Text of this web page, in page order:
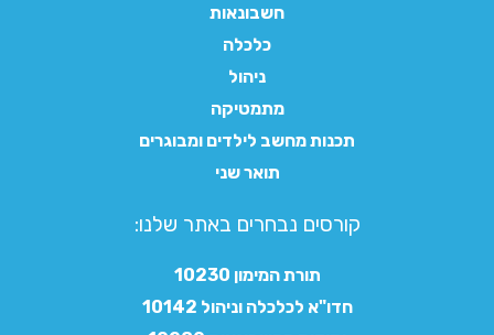
חשבונאות
כלכלה
ניהול
מתמטיקה
תכנות מחשב לילדים ומבוגרים
תואר שני
קורסים נבחרים באתר שלנו:​
תורת המימון 10230
חדו"א לכלכלה וניהול 10142